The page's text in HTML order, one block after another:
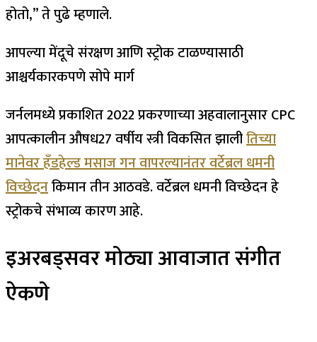
होतो,” ते पुढे म्हणाले.
आपल्या मेंदूचे संरक्षण आणि स्ट्रोक टाळण्यासाठी
आश्चर्यकारकपणे सोपे मार्ग
जर्नलमध्ये प्रकाशित 2022 प्रकरणाच्या अहवालानुसारCPC
आपत्कालीन औषध27 वर्षीय स्त्री विकसित झालीतिच्या
मानेवर हँडहेल्ड मसाज गन वापरल्यानंतर वर्टेब्रल धमनी
विच्छेदनकिमान तीन आठवडे. वर्टेब्रल धमनी विच्छेदन हे
स्ट्रोकचे संभाव्य कारण आहे.
इअरबड्सवर मोठ्या आवाजात संगीत
ऐकणे